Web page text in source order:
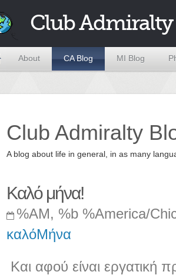
Club Admiralty
About CA Blog MI Blog
Club Admiralty
A blog about life in general, in as many
Καλό μήνα!
%AM, %b %America/
καλόΜήνα
Και αφού είναι εργατική